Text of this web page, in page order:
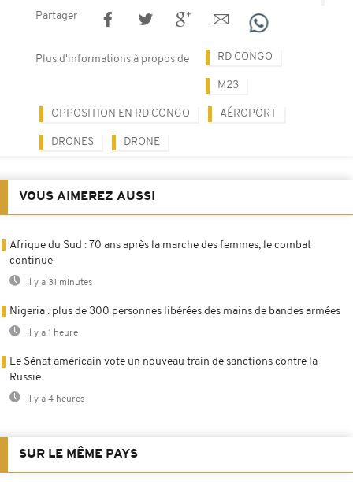
Partager
Plus d'informations à propos de RD CONGO
M23
OPPOSITION EN RD CONGO AÉROPORT
DRONES DRONE
VOUS AIMEREZ AUSSI
Afrique du Sud : 70 ans après la marche des femmes, le combat
continue
Il y a 31 minutes
Nigeria : plus de 300 personnes libérées des mains de bandes armées
Il y a 1 heure
Le Sénat américain vote un nouveau train de sanctions contre la
Russie
Il y a 4 heures
SUR LE MÊME PAYS